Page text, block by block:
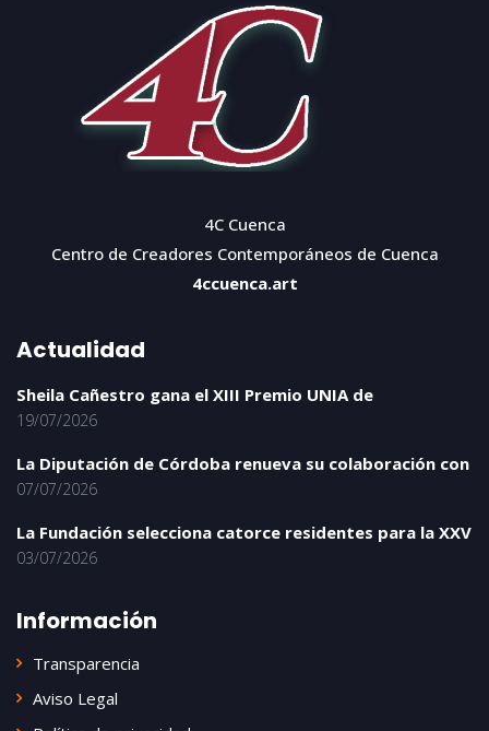
4C Cuenca
Centro de Creadores Contemporáneos de Cuenca
4ccuenca.art
Actualidad
Sheila Cañestro gana el XIII Premio UNIA de
19/07/2026
La Diputación de Córdoba renueva su colaboración con
07/07/2026
La Fundación selecciona catorce residentes para la XXV
03/07/2026
Información
Transparencia
Aviso Legal